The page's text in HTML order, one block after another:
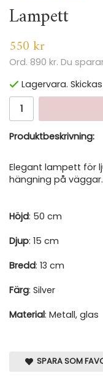
Lampett
550 kr
Ord. 890 kr. Du
Lagervara.
Produktbeskrivning:
Elegant lampett för
hängning på väggar.
Höjd: 50 cm
Djup: 15 cm
Bredd: 13 cm
Färg: Silver
Material: Metall, glas
SPARA SOM